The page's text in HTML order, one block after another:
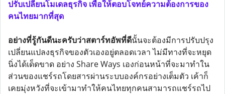
ปรับเปลี่ยนโมเดลธุรกิจ เพื่อให้ตอบโจทย์ความต้องการของ
คนไทยมากที่สุด
อย่างที่รู้กันดีนะครับว่าสตาร์ทอัพที่ดีนั้นจะต้องมีการปรับปรุง
เปลี่ยนแปลงธุรกิจของตัวเองอยู่ตลอดเวลา ไม่มีทางที่จะหยุด
นิ่งได้เด็ดขาด อย่าง Share Ways เองก่อนหน้าที่จะมาทำใน
ส่วนของแชร์รถโดยสารผ่านระบบองค์กรอย่างเต็มตัว เค้าก็
เคยมุ่งหวังที่จะเข้ามาทำให้คนไทยทุกคนสามารถแชร์รถไป